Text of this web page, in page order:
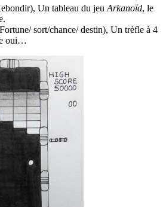
Un tableau du jeu Arkanoïd, le
sort/chance/ destin), Un trèfle à 4
oui…